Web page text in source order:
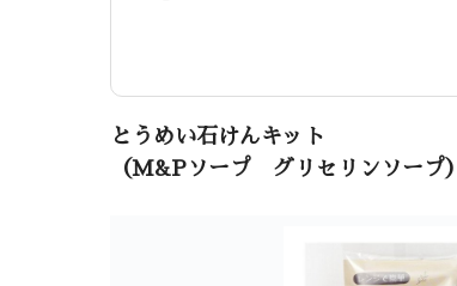
とうめい石けんキット
（M&Pソープ グリセリンソープ）